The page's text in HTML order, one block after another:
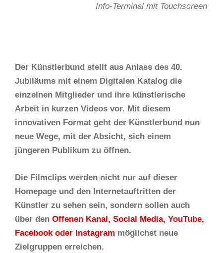
Info-Terminal mit Touchscreen
Der Künstlerbund stellt aus Anlass des 40.
Jubiläums mit einem Digitalen Katalog die
einzelnen Mitglieder und ihre künstlerische
Arbeit in kurzen Videos vor. Mit diesem
innovativen Format geht der Künstlerbund nun
neue Wege, mit der Absicht, sich einem
jüngeren Publikum zu öffnen.
Die Filmclips werden nicht nur auf dieser
Homepage und den Internetauftritten der
Künstler zu sehen sein, sondern sollen auch
über den Offenen Kanal, Social Media, YouTube,
Facebook oder Instagram möglichst neue
Zielgruppen erreichen.